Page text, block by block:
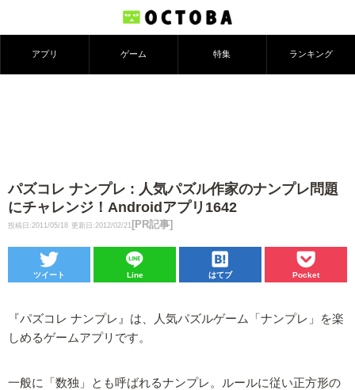
アプリ ゲーム 特集 ランキング
パズコレ ナンプレ : 人気パズル作家のナンプレ問題
にチャレンジ！Androidアプリ1642
投稿日:2011/05/18 更新日:2012/02/21 [PR記事]
ツイート Line はてブ Pocket
『パズコレ ナンプレ』は、人気パズルゲーム「ナンプレ」を楽
しめるゲームアプリです。
一般に「数独」とも呼ばれるナンプレ。ルールに従い正方形の